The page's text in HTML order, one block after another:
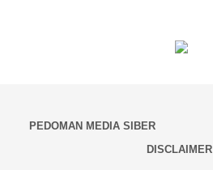
PEDOMAN MEDIA SIBER
DISCLAIMER